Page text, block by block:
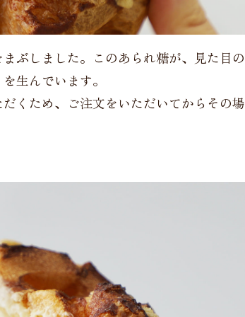
ぶしました。このあられ糖が、見た目の
生んでいます。
くため、ご注文をいただいてからその場